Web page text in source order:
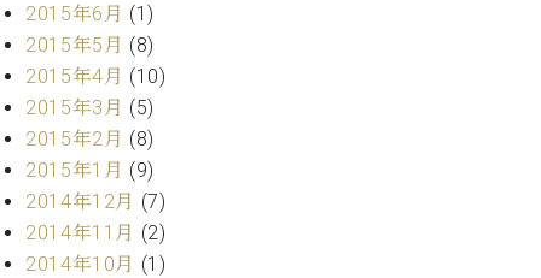
ョ
ン
C.BECHSTEIN
Digital(ベ
ヒ
シ
ュ
タ
イ
情報
【ユ
ーロ
ピア
ノ特
選中
古】
イ
ベ
ン
2015年6月 (1)
2015年5月 (8)
2015年4月 (10)
2015年3月 (5)
2015年2月 (8)
2015年1月 (9)
2014年12月 (7)
2014年11月 (2)
2014年10月 (1)